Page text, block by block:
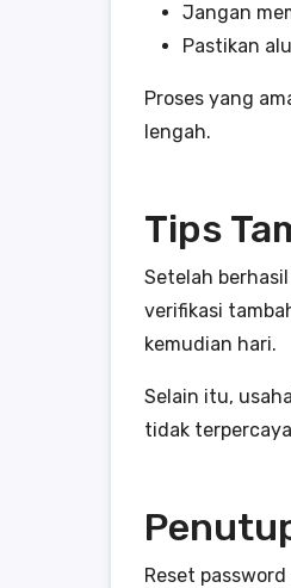
Jangan
Pastikan
Proses yang
lengah.
Tips
Setelah
verifikasi
kemudian hari.
Selain itu,
tidak
Reset